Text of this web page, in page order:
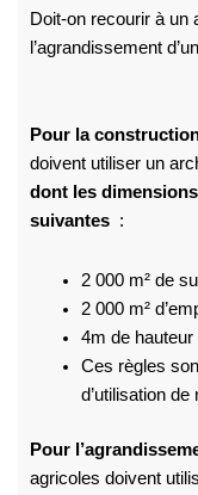
Doit-on recourir à un
l’agrandissement
Pour la
doivent utiliser un
dont les
suivantes:
2 000 m² de
2 000 m²
4m de hauteur
Ces règles
d’utilisation
Pour
agricoles doivent